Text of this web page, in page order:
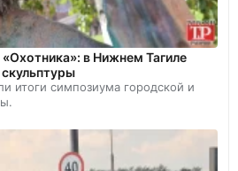
в Нижнем Тагиле
итоги симпозиума городской и